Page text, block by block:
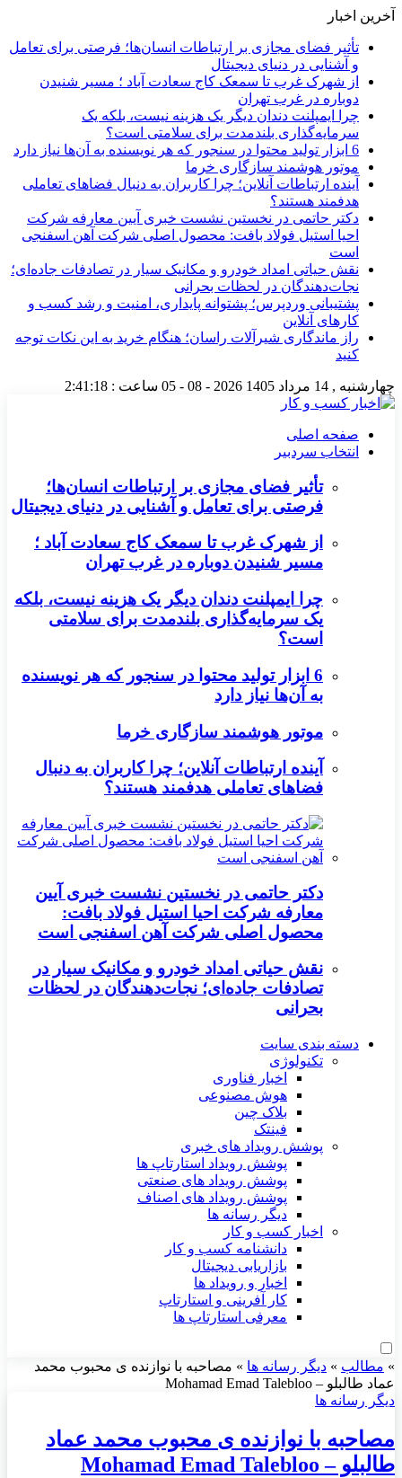
آخرین اخبار
تأثیر فضای مجازی بر ارتباطات انسان‌ها؛ فرصتی برای تعامل
و آشنایی در دنیای دیجیتال
از شهرک غرب تا سمعک کاج سعادت آباد ؛ مسیر شنیدن
دوباره در غرب تهران
چرا ایمپلنت دندان دیگر یک هزینه نیست، بلکه یک
سرمایه‌گذاری بلندمدت برای سلامتی است؟
6 ابزار تولید محتوا در سنجور که هر نویسنده به آن‌ها نیاز دارد
موتور هوشمند سازگاری خرما
آینده ارتباطات آنلاین؛ چرا کاربران به دنبال فضاهای تعاملی
هدفمند هستند؟
دکتر حاتمی در نخستین نشست خبری آیین معارفه شرکت
احیا استیل فولاد بافت: محصول اصلی شرکت آهن اسفنجی
است
نقش حیاتی امداد خودرو و مکانیک سیار در تصادفات جاده‌ای؛
نجات‌دهندگان در لحظات بحرانی
پشتیبانی وردپرس؛ پشتوانه پایداری، امنیت و رشد کسب‌ و
کارهای آنلاین
راز ماندگاری شیرآلات راسان؛ هنگام خرید به این نکات توجه
کنید
چهارشنبه , 14 مرداد 1405 2026 - 08 - 05 ساعت : 2:41:18
صفحه اصلی
انتخاب سردبیر
تأثیر فضای مجازی بر ارتباطات انسان‌ها؛
فرصتی برای تعامل و آشنایی در دنیای دیجیتال
از شهرک غرب تا سمعک کاج سعادت آباد ؛
مسیر شنیدن دوباره در غرب تهران
چرا ایمپلنت دندان دیگر یک هزینه نیست، بلکه
یک سرمایه‌گذاری بلندمدت برای سلامتی
است؟
6 ابزار تولید محتوا در سنجور که هر نویسنده
به آن‌ها نیاز دارد
موتور هوشمند سازگاری خرما
آینده ارتباطات آنلاین؛ چرا کاربران به دنبال
فضاهای تعاملی هدفمند هستند؟
دکتر حاتمی در نخستین نشست خبری آیین
معارفه شرکت احیا استیل فولاد بافت:
محصول اصلی شرکت آهن اسفنجی است
نقش حیاتی امداد خودرو و مکانیک سیار در
تصادفات جاده‌ای؛ نجات‌دهندگان در لحظات
بحرانی
دسته بندی سایت
تکنولوژی
اخبار فناوری
هوش مصنوعی
بلاک چین
فینتک
پوشش رویداد های خبری
پوشش رویداد استارتاپ ها
پوشش رویداد های صنعتی
پوشش رویداد های اصناف
دیگر رسانه ها
اخبار کسب و کار
دانشنامه کسب و کار
بازاریابی دیجیتال
اخبار و رویداد ها
کار آفرینی و استارتاپ
معرفی استارتاپ ها
» مطالب » دیگر رسانه ها » مصاحبه با نوازنده ی محبوب محمد
عماد طالبلو – Mohamad Emad Talebloo
دیگر رسانه ها
مصاحبه با نوازنده ی محبوب محمد عماد
طالبلو – Mohamad Emad Talebloo